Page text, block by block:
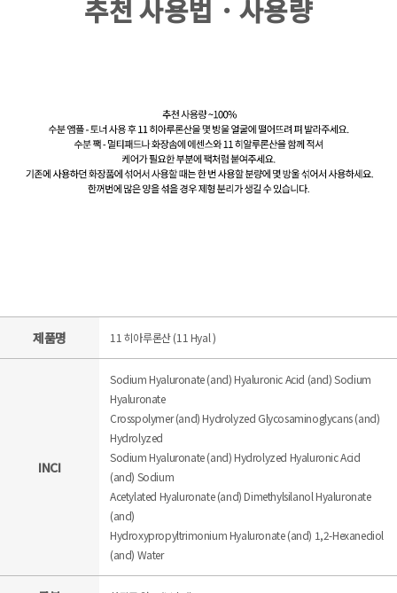
추천 사용법 · 사용량
제품명 11 히아루론산 (11 Hyal )
INCI
Sodium Hyaluronate (and) Hyaluronic Acid (and) Sodium
Hyaluronate
Crosspolymer (and) Hydrolyzed Glycosaminoglycans (and)
Hydrolyzed
Sodium Hyaluronate (and) Hydrolyzed Hyaluronic Acid
(and) Sodium
Acetylated Hyaluronate (and) Dimethylsilanol Hyaluronate
(and)
Hydroxypropyltrimonium Hyaluronate (and) 1,2-Hexanediol
(and) Water